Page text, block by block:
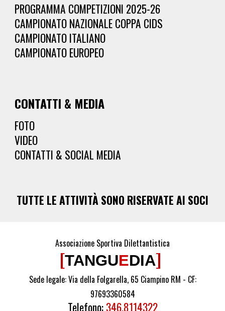
PROGRAMMA COMPETIZIONI 2025-26
CAMPIONATO NAZIONALE COPPA CIDS
CAMPIONATO ITALIANO
CAMPIONATO EUROPEO
CONTATTI & MEDIA
FOTO
VIDEO
CONTATTI & SOCIAL MEDIA
TUTTE LE ATTIVITÀ SONO RISERVATE AI SOCI
Associazione Sportiva Dilettantistica
[TANGUEDIA]
Sede legale: Via della Folgarella, 65 Ciampino RM - CF:
97693360584
Telefono:346.8114322